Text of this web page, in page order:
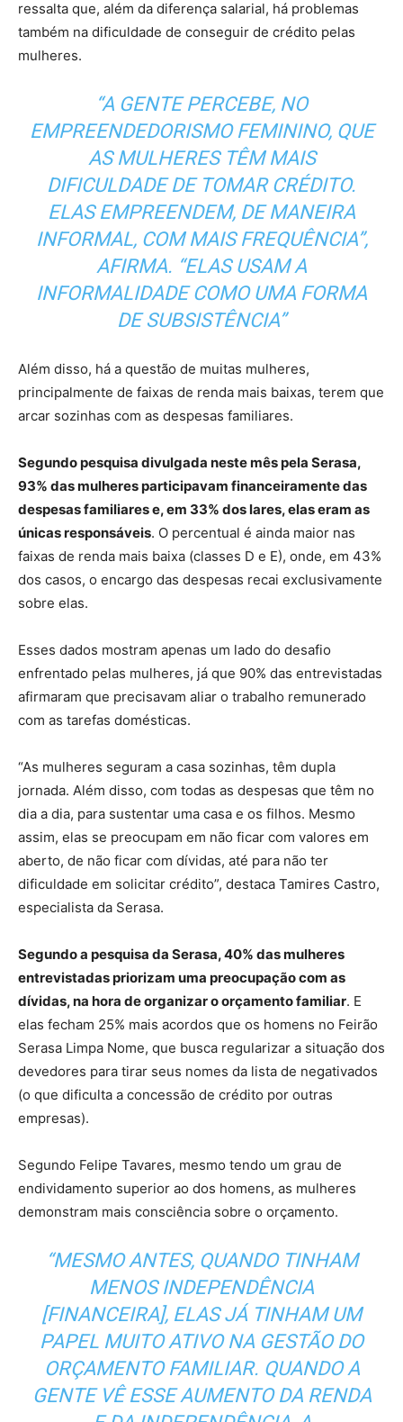
ressalta que, além da diferença salarial, há problemas
também na dificuldade de conseguir de crédito pelas
mulheres.
“A GENTE PERCEBE, NO
EMPREENDEDORISMO FEMININO, QUE
AS MULHERES TÊM MAIS
DIFICULDADE DE TOMAR CRÉDITO.
ELAS EMPREENDEM, DE MANEIRA
INFORMAL, COM MAIS FREQUÊNCIA”,
AFIRMA. “ELAS USAM A
INFORMALIDADE COMO UMA FORMA
DE SUBSISTÊNCIA”
Além disso, há a questão de muitas mulheres,
principalmente de faixas de renda mais baixas, terem que
arcar sozinhas com as despesas familiares.
Segundo pesquisa divulgada neste mês pela Serasa,
93% das mulheres participavam financeiramente das
despesas familiares e, em 33% dos lares, elas eram as
únicas responsáveis. O percentual é ainda maior nas
faixas de renda mais baixa (classes D e E), onde, em 43%
dos casos, o encargo das despesas recai exclusivamente
sobre elas.
Esses dados mostram apenas um lado do desafio
enfrentado pelas mulheres, já que 90% das entrevistadas
afirmaram que precisavam aliar o trabalho remunerado
com as tarefas domésticas.
“As mulheres seguram a casa sozinhas, têm dupla
jornada. Além disso, com todas as despesas que têm no
dia a dia, para sustentar uma casa e os filhos. Mesmo
assim, elas se preocupam em não ficar com valores em
aberto, de não ficar com dívidas, até para não ter
dificuldade em solicitar crédito”, destaca Tamires Castro,
especialista da Serasa.
Segundo a pesquisa da Serasa, 40% das mulheres
entrevistadas priorizam uma preocupação com as
dívidas, na hora de organizar o orçamento familiar. E
elas fecham 25% mais acordos que os homens no Feirão
Serasa Limpa Nome, que busca regularizar a situação dos
devedores para tirar seus nomes da lista de negativados
(o que dificulta a concessão de crédito por outras
empresas).
Segundo Felipe Tavares, mesmo tendo um grau de
endividamento superior ao dos homens, as mulheres
demonstram mais consciência sobre o orçamento.
“MESMO ANTES, QUANDO TINHAM
MENOS INDEPENDÊNCIA
[FINANCEIRA], ELAS JÁ TINHAM UM
PAPEL MUITO ATIVO NA GESTÃO DO
ORÇAMENTO FAMILIAR. QUANDO A
GENTE VÊ ESSE AUMENTO DA RENDA